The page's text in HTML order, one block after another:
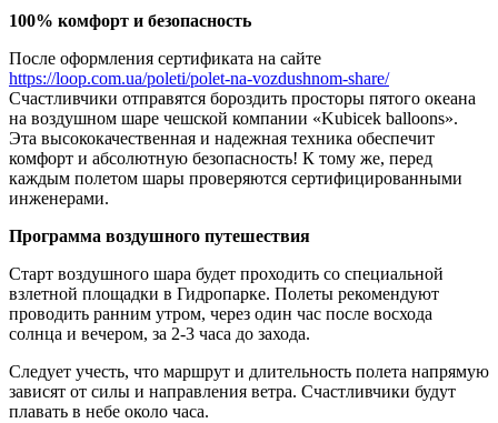
100% комфорт и безопасность
После оформления сертификата на сайте
https://loop.com.ua/poleti/polet-na-vozdushnom-share/
Счастливчики отправятся бороздить просторы пятого океана
на воздушном шаре чешской компании «Kubicek balloons».
Эта высококачественная и надежная техника обеспечит
комфорт и абсолютную безопасность! К тому же, перед
каждым полетом шары проверяются сертифицированными
инженерами.
Программа воздушного путешествия
Старт воздушного шара будет проходить со специальной
взлетной площадки в Гидропарке. Полеты рекомендуют
проводить ранним утром, через один час после восхода
солнца и вечером, за 2-3 часа до захода.
Следует учесть, что маршрут и длительность полета напрямую
зависят от силы и направления ветра. Счастливчики будут
плавать в небе около часа.